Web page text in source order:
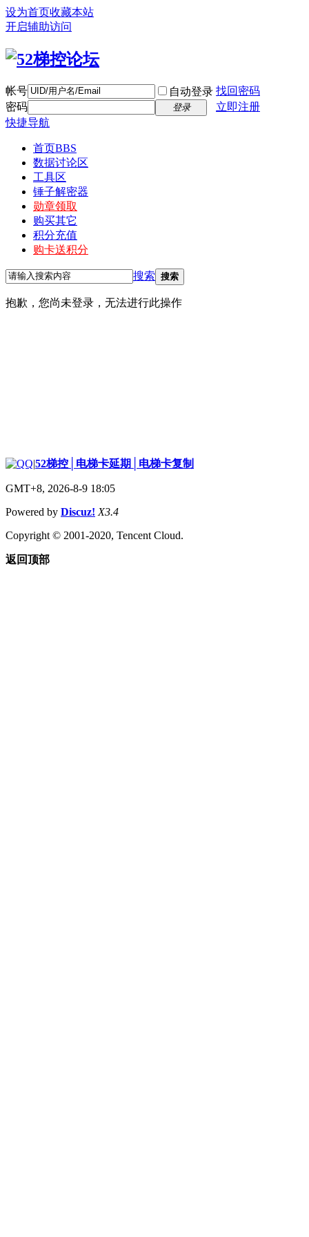
设为首页收藏本站
开启辅助访问
帐号 自动登录 找回密码
密码
登录
立即注册
快捷导航
首页BBS
数据讨论区
工具区
锤子解密器
勋章领取
购买其它
积分充值
购卡送积分
搜索 搜索
抱歉，您尚未登录，无法进行此操作
|52梯控│电梯卡延期│电梯卡复制
GMT+8, 2026-8-9 18:05
Powered by Discuz! X3.4
Copyright © 2001-2020, Tencent Cloud.
返回顶部